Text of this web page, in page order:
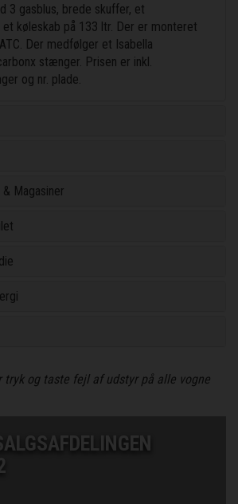
3 gasblus, brede skuffer, et
køleskab på 133 ltr. Der er monteret
Der medfølger et Isabella
stænger. Prisen er inkl.
og nr. plade.
Magasiner
tryk og taste fejl af udstyr på alle vogne